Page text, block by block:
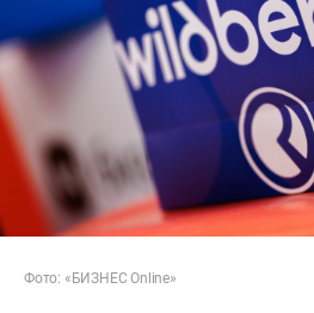
Фото: «БИЗНЕС Online»